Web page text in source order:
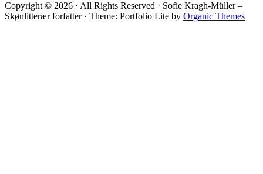
Copyright © 2026 · All Rights Reserved · Sofie Kragh-Müller –
Skønlitterær forfatter · Theme: Portfolio Lite by Organic Themes